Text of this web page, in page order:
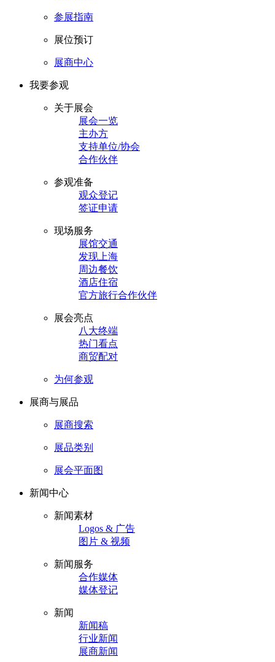
参展指南
展位预订
展商中心
我要参观
关于展会
展会一览
主办方
支持单位/协会
合作伙伴
参观准备
观众登记
签证申请
现场服务
展馆交通
发现上海
周边餐饮
酒店住宿
官方旅行合作伙伴
展会亮点
八大终端
热门看点
商贸配对
为何参观
展商与展品
展商搜索
展品类别
展会平面图
新闻中心
新闻素材
Logos & 广告
图片 & 视频
新闻服务
合作媒体
媒体登记
新闻
新闻稿
行业新闻
展商新闻